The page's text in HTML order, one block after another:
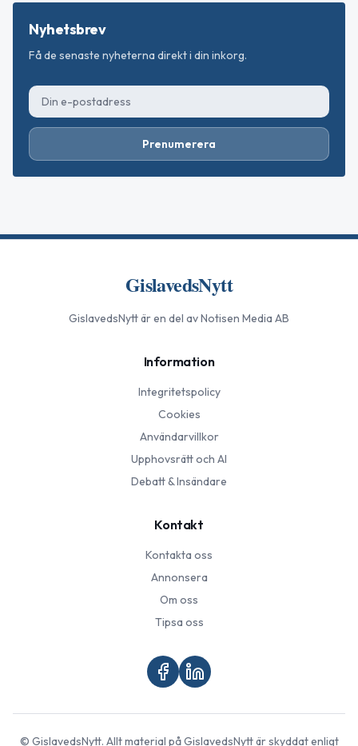
Nyhetsbrev
Få de senaste nyheterna direkt i din inkorg.
Prenumerera
GislavedsNytt
GislavedsNyttär en del av Notisen Media AB
Information
Integritetspolicy
Cookies
Användarvillkor
Upphovsrätt och AI
Debatt & Insändare
Kontakt
Kontakta oss
Annonsera
Om oss
Tipsa oss
© GislavedsNytt. Allt material påGislavedsNyttär skyddat enligt